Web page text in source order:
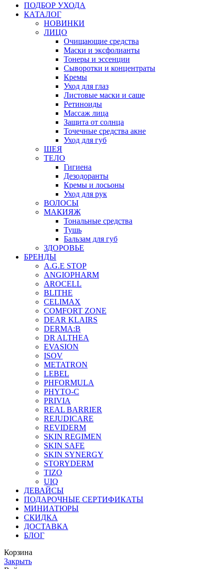
ПОДБОР УХОДА
КАТАЛОГ
НОВИНКИ
ЛИЦО
Очищающие средства
Маски и эксфолианты
Тонеры и эссенции
Сыворотки и концентраты
Кремы
Уход для глаз
Листовые маски и саше
Ретиноиды
Массаж лица
Защита от солнца
Точечные средства акне
Уход для губ
ШЕЯ
ТЕЛО
Гигиена
Дезодоранты
Кремы и лосьоны
Уход для рук
ВОЛОСЫ
МАКИЯЖ
Тональные средства
Тушь
Бальзам для губ
ЗДОРОВЬЕ
БРЕНДЫ
A.G.E STOP
ANGIOPHARM
AROCELL
BLITHE
CELIMAX
COMFORT ZONE
DEAR KLAIRS
DERMA:B
DR ALTHEA
EVASION
ISOV
METATRON
LEBEL
PHFORMULA
PHYTO-C
PRIVIA
REAL BARRIER
REJUDICARE
REVIDERM
SKIN REGIMEN
SKIN SAFE
SKIN SYNERGY
STORYDERM
TIZO
UIQ
ДЕВАЙСЫ
ПОДАРОЧНЫЕ СЕРТИФИКАТЫ
МИНИАТЮРЫ
СКИДКА
ДОСТАВКА
БЛОГ
Корзина
Закрыть